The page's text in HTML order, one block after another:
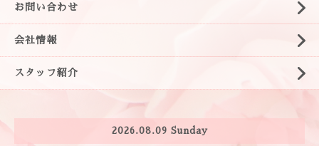
お問い合わせ
会社情報
スタッフ紹介
2026.08.09 Sunday